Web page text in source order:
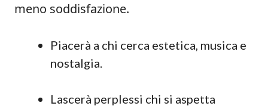
meno soddisfazione.
Piacerà a chi cerca estetica, musica e
nostalgia.
Lascerà perplessi chi si aspetta